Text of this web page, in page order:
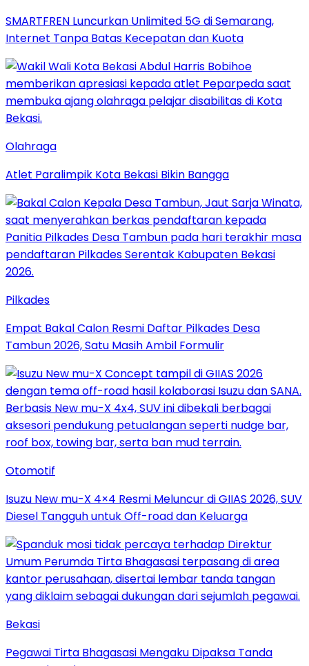
SMARTFREN Luncurkan Unlimited 5G di Semarang,
Internet Tanpa Batas Kecepatan dan Kuota
Olahraga
Atlet Paralimpik Kota Bekasi Bikin Bangga
Pilkades
Empat Bakal Calon Resmi Daftar Pilkades Desa
Tambun 2026, Satu Masih Ambil Formulir
Otomotif
Isuzu New mu-X 4×4 Resmi Meluncur di GIIAS 2026, SUV
Diesel Tangguh untuk Off-road dan Keluarga
Bekasi
Pegawai Tirta Bhagasasi Mengaku Dipaksa Tanda